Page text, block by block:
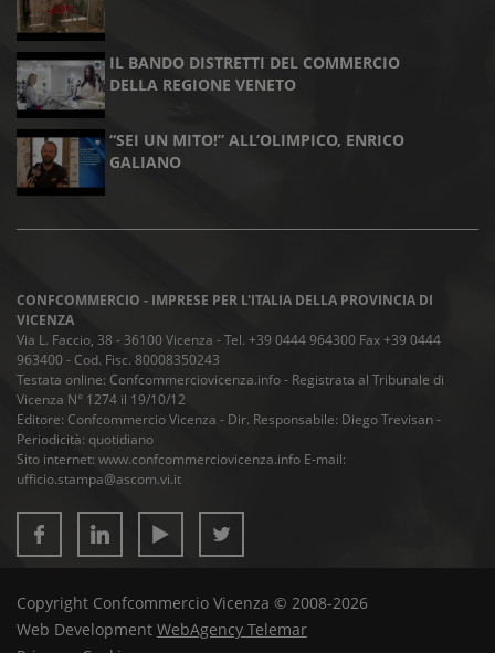
IL BANDO DISTRETTI DEL COMMERCIO
DELLA REGIONE VENETO
“SEI UN MITO!” ALL’OLIMPICO, ENRICO
GALIANO
CONFCOMMERCIO - IMPRESE PER L'ITALIA DELLA PROVINCIA DI
VICENZA
Via L. Faccio, 38 - 36100 Vicenza - Tel. +39 0444 964300 Fax +39 0444
963400 - Cod. Fisc. 80008350243
Testata online: Confcommerciovicenza.info - Registrata al Tribunale di
Vicenza N° 1274 il 19/10/12
Editore: Confcommercio Vicenza - Dir. Responsabile: Diego Trevisan -
Periodicità: quotidiano
Sito internet: www.confcommerciovicenza.info E-mail:
ufficio.stampa@ascom.vi.it
Copyright Confcommercio Vicenza © 2008-2026
Web Development WebAgency Telemar